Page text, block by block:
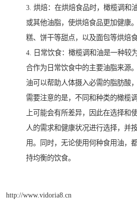
3. 烘焙：在烘焙食品时，橄榄调和
或其他油脂，使烘焙食品更加健康
糕、饼干等甜点，以及面包等烘焙食
4. 日常饮食：橄榄调和油是一种较
合作为日常饮食中的主要油脂来源
油可以帮助人体摄入必需的脂肪酸
需要注意的是，不同和种类的橄榄
上可能会有所差异，因此在选择和
人的需求和健康状况进行选择，并
用。同时，无论使用何种食用油，
持均衡的饮食。
http://www.vidoria8.cn